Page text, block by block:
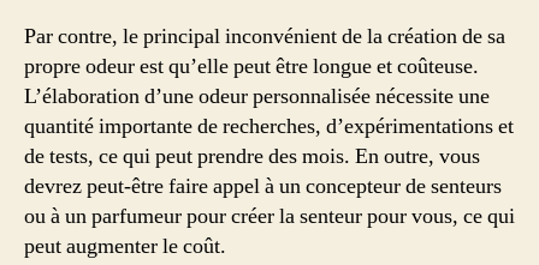
Par contre, le principal inconvénient de la création de sa
propre odeur est qu’elle peut être longue et coûteuse.
L’élaboration d’une odeur personnalisée nécessite une
quantité importante de recherches, d’expérimentations et
de tests, ce qui peut prendre des mois. En outre, vous
devrez peut-être faire appel à un concepteur de senteurs
ou à un parfumeur pour créer la senteur pour vous, ce qui
peut augmenter le coût.